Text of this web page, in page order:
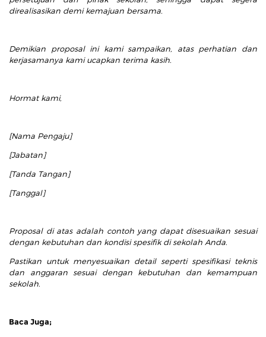
direalisasikan demi kemajuan bersama.
Demikian proposal ini kami sampaikan, atas perhatian dan
kerjasamanya kami ucapkan terima kasih.
Hormat kami,
[Nama Pengaju]
[Jabatan]
[Tanda Tangan]
[Tanggal]
Proposal di atas adalah contoh yang dapat disesuaikan sesuai
dengan kebutuhan dan kondisi spesifik di sekolah Anda.
Pastikan untuk menyesuaikan detail seperti spesifikasi teknis
dan anggaran sesuai dengan kebutuhan dan kemampuan
sekolah.
Baca Juga;